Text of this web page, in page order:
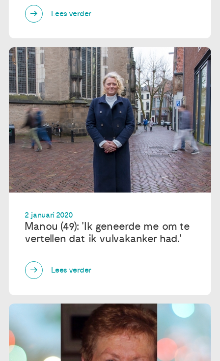
Lees verder
2 januari 2020
Manou (49): 'Ik geneerde me om te
vertellen dat ik vulvakanker had.'
Lees verder